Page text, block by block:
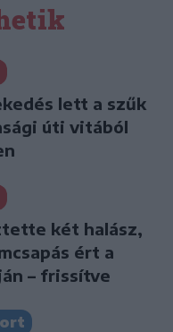
lett a szűk
úti vitából
két halász,
ért a
– frissítve